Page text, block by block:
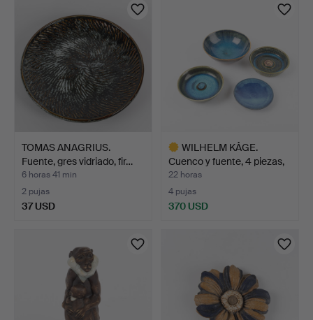
TOMAS ANAGRIUS.
Fuente, gres vidriado, fir…
6 horas 41 min
2 pujas
37 USD
WILHELM KÅGE.
Cuenco y fuente, 4 piezas,
G…
22 horas
4 pujas
370 USD